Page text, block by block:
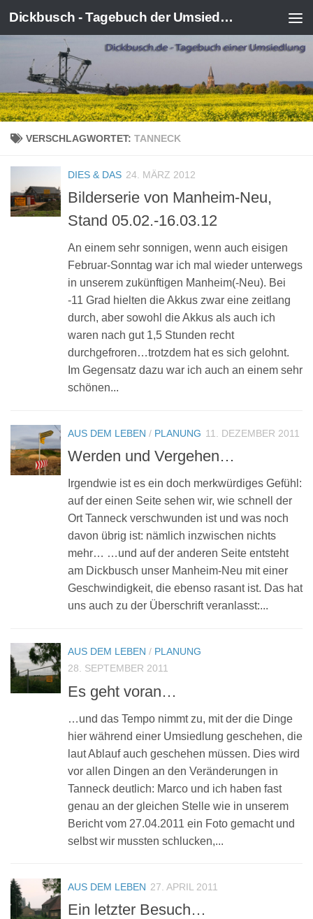
Zum Inhalt springen Dickbusch - Tagebuch der Umsiedlung von Kerpen-Manheim
VERSCHLAGWORTET: TANNECK
DIES & DAS 24. MÄRZ 2012
Bilderserie von Manheim-Neu,
Stand 05.02.-16.03.12
An einem sehr sonnigen, wenn auch eisigen
Februar-Sonntag war ich mal wieder unterwegs
in unserem zukünftigen Manheim(-Neu). Bei
-11 Grad hielten die Akkus zwar eine zeitlang
durch, aber sowohl die Akkus als auch ich
waren nach gut 1,5 Stunden recht
durchgefroren…trotzdem hat es sich gelohnt.
Im Gegensatz dazu war ich auch an einem sehr
schönen...
AUS DEM LEBEN / PLANUNG 11. DEZEMBER 2011
Werden und Vergehen…
Irgendwie ist es ein doch merkwürdiges Gefühl:
auf der einen Seite sehen wir, wie schnell der
Ort Tanneck verschwunden ist und was noch
davon übrig ist: nämlich inzwischen nichts
mehr… …und auf der anderen Seite entsteht
am Dickbusch unser Manheim-Neu mit einer
Geschwindigkeit, die ebenso rasant ist. Das hat
uns auch zu der Überschrift veranlasst:...
AUS DEM LEBEN / PLANUNG
28. SEPTEMBER 2011
Es geht voran…
…und das Tempo nimmt zu, mit der die Dinge
hier während einer Umsiedlung geschehen, die
laut Ablauf auch geschehen müssen. Dies wird
vor allen Dingen an den Veränderungen in
Tanneck deutlich: Marco und ich haben fast
genau an der gleichen Stelle wie in unserem
Bericht vom 27.04.2011 ein Foto gemacht und
selbst wir mussten schlucken,...
AUS DEM LEBEN 27. APRIL 2011
Ein letzter Besuch…